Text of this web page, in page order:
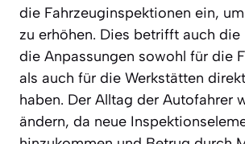
die Fahrzeuginspektionen ein,
zu erhöhen. Dies betrifft auch die
die Anpassungen sowohl für die
als auch für die Werkstätten
haben. Der Alltag der Autofahrer
ändern, da neue